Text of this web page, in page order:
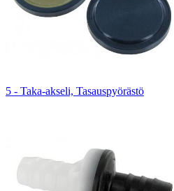
5 - Taka-akseli, Tasauspyörästö